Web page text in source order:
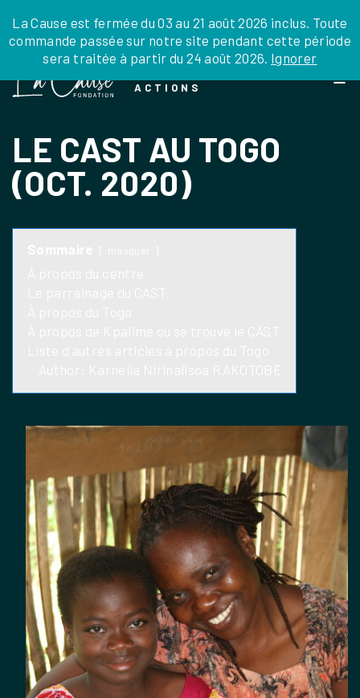
to
the
La Cause est fermée du 03 au 21 août 2026 inclus. Toute
commande passée sur notre site pendant cette période
sera traitée à partir du 24 août 2026. Ignorer
JE DONNE JE PARRAINE NOUS SOUTENIR
DEPUIS LA FRANCE
DEPUIS L’INTERNATIONAL
EN TANT QU’ORGANISATION
0 ARTICLE
ACTIONS
LE CAST AU TOGO
(OCT. 2020)